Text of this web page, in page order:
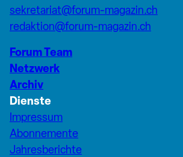
sekretariat@forum-magazin.ch
redaktion@forum-magazin.ch
Forum Team
Netzwerk
Archiv
Dienste
Impressum
Abonnemente
Jahresberichte